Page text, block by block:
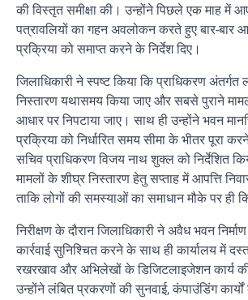
की विस्तृत समीक्षा की। उन्होंने पिछले एक माह में
पत्रावलियों का गहन अवलोकन करते हुए बार-बार
प्रक्रिया को समाप्त करने के निर्देश दिए।
जिलाधिकारी ने स्पष्ट किया कि प्राधिकरण अंतर्गत
निस्तारण यथासमय किया जाए और सबसे पुराने
आधार पर निपटाया जाए। साथ ही उन्होंने भवन
प्रक्रिया को निर्धारित समय सीमा के भीतर पूरा
सचिव प्राधिकरण विजय नाथ शुक्ल को निर्देशित
मामलों के शीघ्र निस्तारण हेतु सप्ताह में आपत्ति
ताकि लोगों की समस्याओं का समाधान मौके पर ही
निरीक्षण के दौरान जिलाधिकारी ने अवैध भवन
कार्रवाई सुनिश्चित करने के साथ ही कार्यालय में
रखरखाव और अभिलेखों के डिजिटलाइजेशन कार्य की
उन्होंने लंबित प्रकरणों की सुनवाई, कंपाउंडिंग